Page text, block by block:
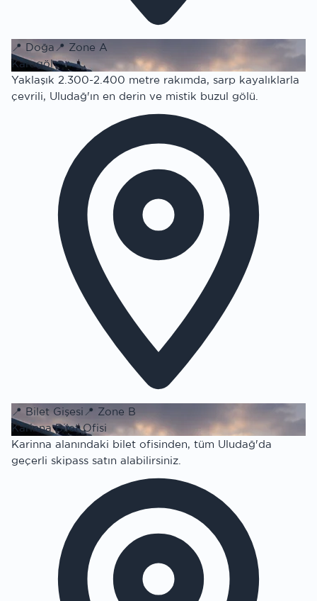
📍 Doğa 📍 Zone A
Karagöl
Yaklaşık 2.300-2.400 metre rakımda, sarp kayalıklarla
çevrili, Uludağ'ın en derin ve mistik buzul gölü.
📍 Bilet Gişesi 📍 Zone B
Karinna Bilet Ofisi
Karinna alanındaki bilet ofisinden, tüm Uludağ'da
geçerli skipass satın alabilirsiniz.